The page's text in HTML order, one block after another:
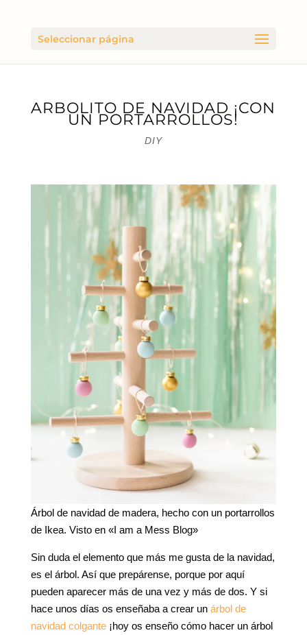
Seleccionar página
ARBOLITO DE NAVIDAD ¡CON
UN PORTARROLLOS!
DIY
Árbol de navidad de madera, hecho con un portarrollos
de Ikea. Visto en «I am a Mess Blog»
Sin duda el elemento que más me gusta de la navidad,
es el árbol. Así que prepárense, porque por aquí
pueden aparecer más de una vez y más de dos. Y si
hace unos días os enseñaba a crear un árbol de
navidad colgante¡hoy os enseño cómo hacer un árbol